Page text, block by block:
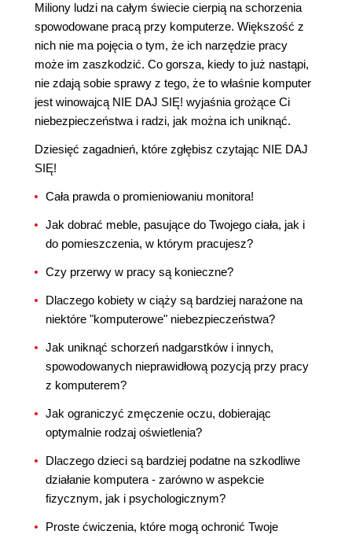
Miliony ludzi na całym świecie cierpią na schorzenia
spowodowane pracą przy komputerze. Większość z
nich nie ma pojęcia o tym, że ich narzędzie pracy
może im zaszkodzić. Co gorsza, kiedy to już nastąpi,
nie zdają sobie sprawy z tego, że to właśnie komputer
jest winowajcą NIE DAJ SIĘ! wyjaśnia grożące Ci
niebezpieczeństwa i radzi, jak można ich uniknąć.
Dziesięć zagadnień, które zgłębisz czytając NIE DAJ
SIĘ!
Cała prawda o promieniowaniu monitora!
Jak dobrać meble, pasujące do Twojego ciała, jak i
do pomieszczenia, w którym pracujesz?
Czy przerwy w pracy są konieczne?
Dlaczego kobiety w ciąży są bardziej narażone na
niektóre "komputerowe" niebezpieczeństwa?
Jak uniknąć schorzeń nadgarstków i innych,
spowodowanych nieprawidłową pozycją przy pracy
z komputerem?
Jak ograniczyć zmęczenie oczu, dobierając
optymalnie rodzaj oświetlenia?
Dlaczego dzieci są bardziej podatne na szkodliwe
działanie komputera - zarówno w aspekcie
fizycznym, jak i psychologicznym?
Proste ćwiczenia, które mogą ochronić Twoje